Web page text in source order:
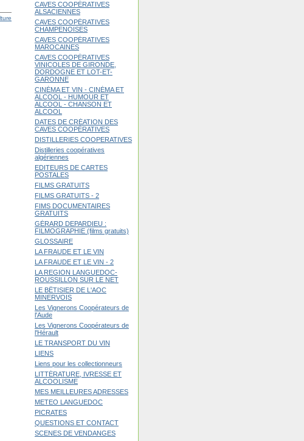
CAVES COOPÉRATIVES
ALSACIENNES
CAVES COOPÉRATIVES
CHAMPENOISES
CAVES COOPÉRATIVES
MAROCAINES
CAVES COOPÉRATIVES
VINICOLES DE GIRONDE,
DORDOGNE ET LOT-ET-
GARONNE
CINÉMA ET VIN - CINÉMA ET
ALCOOL - HUMOUR ET
ALCOOL - CHANSON ET
ALCOOL
DATES DE CRÉATION DES
CAVES COOPÉRATIVES
DISTILLERIES COOPERATIVES
Distilleries coopératives
algériennes
EDITEURS DE CARTES
POSTALES
FILMS GRATUITS
FILMS GRATUITS - 2
FIMS DOCUMENTAIRES
GRATUITS
GÉRARD DEPARDIEU :
FILMOGRAPHIE (films gratuits)
GLOSSAIRE
LA FRAUDE ET LE VIN
LA FRAUDE ET LE VIN - 2
LA REGION LANGUEDOC-
ROUSSILLON SUR LE NET
LE BÊTISIER DE L'AOC
MINERVOIS
Les Vignerons Coopérateurs de
l'Aude
Les Vignerons Coopérateurs de
l'Hérault
LE TRANSPORT DU VIN
LIENS
Liens pour les collectionneurs
LITTÉRATURE, IVRESSE ET
ALCOOLISME
MES MEILLEURES ADRESSES
METEO LANGUEDOC
PICRATES
QUESTIONS ET CONTACT
SCENES DE VENDANGES